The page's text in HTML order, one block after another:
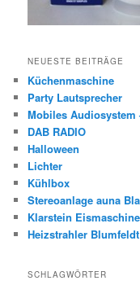
NEUESTE BEITRÄGE
Küchenmaschine
Party Lautsprecher
Mobiles Audiosystem
DAB RADIO
Halloween
Lichter
Kühlbox
Stereoanlage auna
Klarstein
Heizstrahler
SCHLAGWÖRTER